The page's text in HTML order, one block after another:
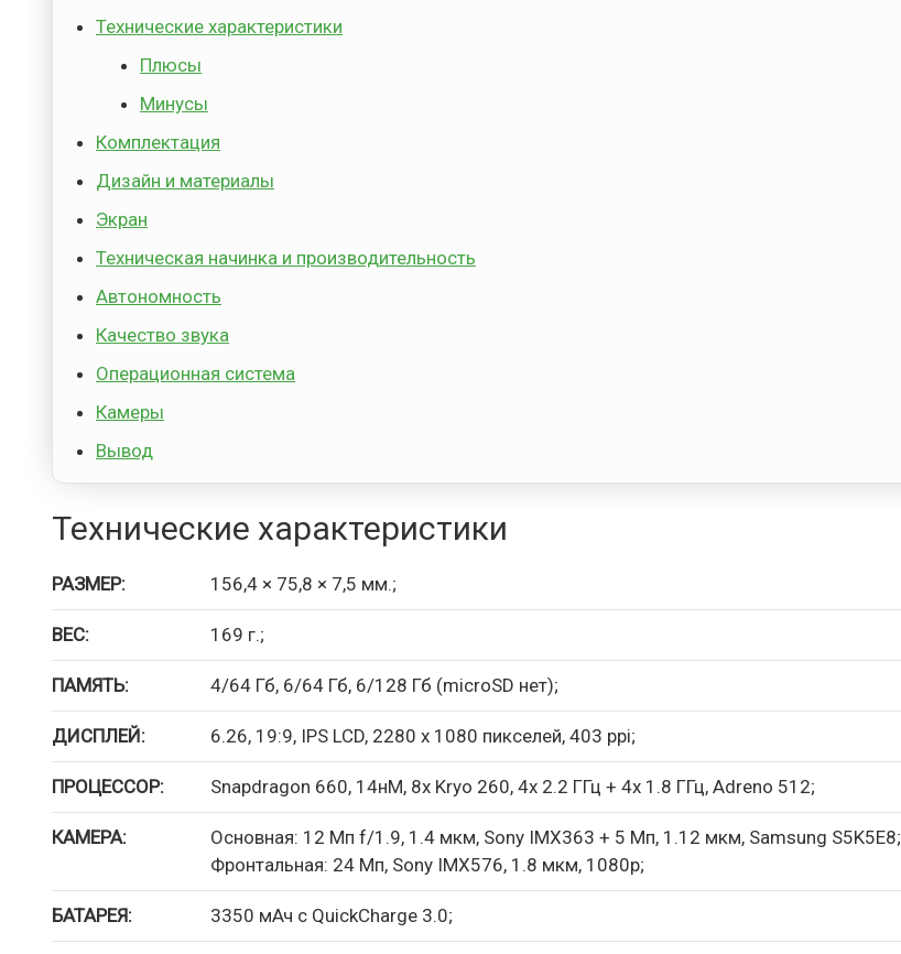
Технические характеристики
Плюсы
Минусы
Комплектация
Дизайн и материалы
Экран
Техническая начинка и производительность
Автономность
Качество звука
Операционная система
Камеры
Вывод
Технические характеристики
РАЗМЕР: 156,4 × 75,8 × 7,5 мм.;
ВЕС: 169 г.;
ПАМЯТЬ: 4/64 Гб, 6/64 Гб, 6/128 Гб (microSD нет);
ДИСПЛЕЙ: 6.26, 19:9, IPS LCD, 2280 х 1080 пикселей, 403 ppi;
ПРОЦЕССОР: Snapdragon 660, 14нМ, 8х Kryo 260, 4x 2.2 ГГц + 4x 1.8 ГГц, Adreno 512;
КАМЕРА:
Основная: 12 Мп f/1.9, 1.4 мкм, Sony IMX363 + 5 Мп, 1.12 мкм, Samsung S5K5E8;
Фронтальная: 24 Мп, Sony IMX576, 1.8 мкм, 1080p;
БАТАРЕЯ: 3350 мАч с QuickCharge 3.0;